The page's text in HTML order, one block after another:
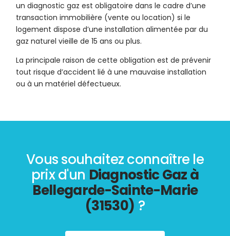
un diagnostic gaz est obligatoire dans le cadre d’une
transaction immobilière (vente ou location) si le
logement dispose d’une installation alimentée par du
gaz naturel vieille de 15 ans ou plus.
La principale raison de cette obligation est de prévenir
tout risque d’accident lié à une mauvaise installation
ou à un matériel défectueux.
Vous souhaitez connaître le
prix d'un Diagnostic Gaz à
Bellegarde-Sainte-Marie
(31530) ?